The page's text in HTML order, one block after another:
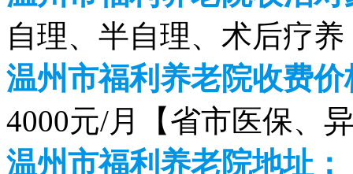
自理、半自理、术后疗养
温州市福利养老院收费
4000元/月【省市医保、
温州市福利养老院地址：